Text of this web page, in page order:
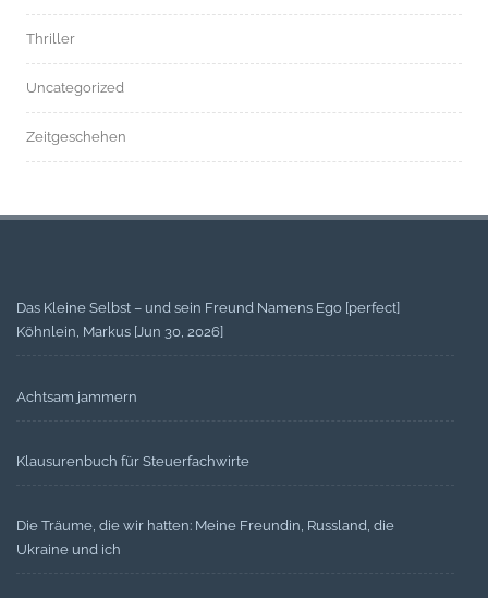
Thriller
Uncategorized
Zeitgeschehen
Das Kleine Selbst – und sein Freund Namens Ego [perfect]
Köhnlein, Markus [Jun 30, 2026]
Achtsam jammern
Klausurenbuch für Steuerfachwirte
Die Träume, die wir hatten: Meine Freundin, Russland, die
Ukraine und ich